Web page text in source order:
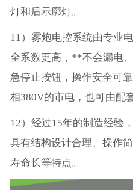
灯和后示廓灯。
11）雾炮电控系统由专业
全系数更高，**不会漏电
急停止按钮，操作安全可
相380V的市电，也可由配
12）经过15年的制造经验
具有结构设计合理、操作
寿命长等特点。